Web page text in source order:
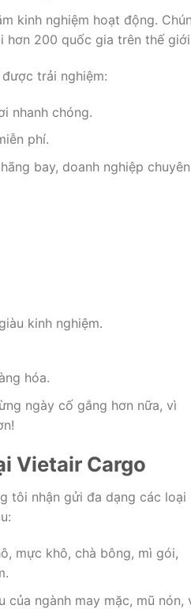
kinh nghiệm hoạt động.
hơn 200 quốc gia trên thế
trải nghiệm:
nhanh chóng.
phí.
bay, doanh nghiệp chuyên
kinh nghiệm.
hóa.
ngày cố gắng hơn nữa, vì
Vietair Cargo
tôi nhận gửi đa dạng các loại
mực khô, chà bông, mì gói,
của ngành may mặc, mũ nón,